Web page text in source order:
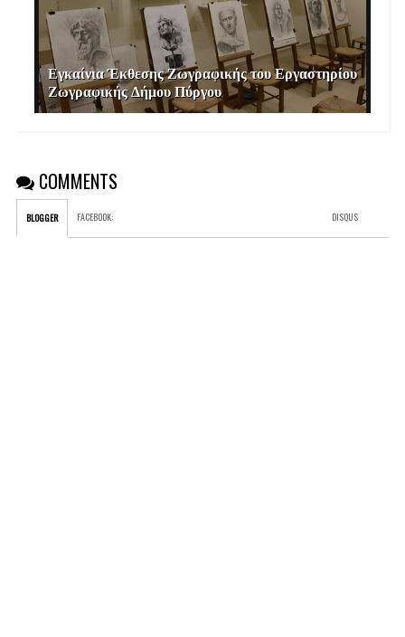
Εγκαίνια Έκθεσης Ζωγραφικής του Εργαστηρίου
Ζωγραφικής Δήμου Πύργου
COMMENTS
BLOGGER FACEBOOK: DISQUS